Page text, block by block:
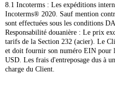
8.1 Incoterms : Les expéditions
Incoterms® 2020. Sauf mention
sont effectuées sous les conditions
Responsabilité douanière : Le prix
tarifs de la Section 232 (acier). Le
et doit fournir son numéro EIN pour
USD. Les frais d'entreposage dus à
charge du Client.